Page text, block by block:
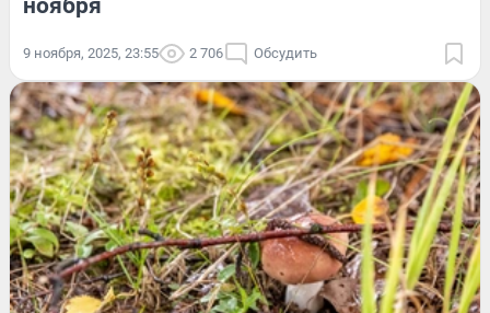
ноября
9 ноября, 2025, 23:55 2 706 Обсудить